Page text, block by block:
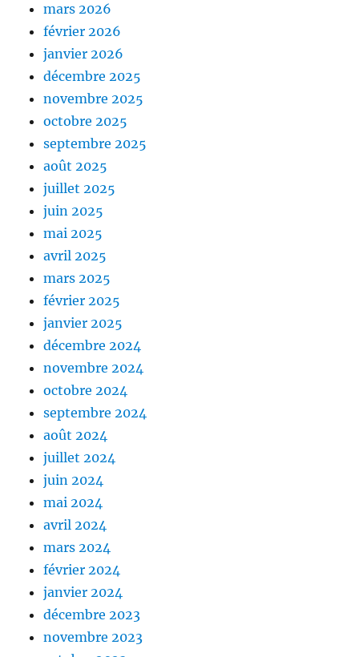
mars 2026
février 2026
janvier 2026
décembre 2025
novembre 2025
octobre 2025
septembre 2025
août 2025
juillet 2025
juin 2025
mai 2025
avril 2025
mars 2025
février 2025
janvier 2025
décembre 2024
novembre 2024
octobre 2024
septembre 2024
août 2024
juillet 2024
juin 2024
mai 2024
avril 2024
mars 2024
février 2024
janvier 2024
décembre 2023
novembre 2023